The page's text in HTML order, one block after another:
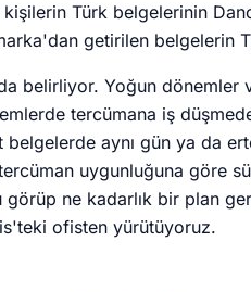
Türk belgelerinin
getirilen belgelerin
da belirliyor. Yoğun
tercümana iş
aynı gün ya da
uygunluğuna göre
görüp ne kadarlık bir plan
ofisten yürütüyoruz.